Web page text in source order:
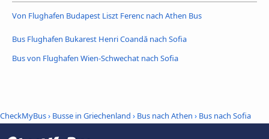
Von Flughafen Budapest Liszt Ferenc nach Athen Bus
Bus Flughafen Bukarest Henri Coandă nach Sofia
Bus von Flughafen Wien-Schwechat nach Sofia
CheckMyBus› Busse in Griechenland › Bus nach Athen › Bus nach Sofia